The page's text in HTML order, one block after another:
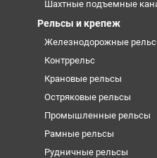
Шахтные подъемные
Рельсы и крепеж
Железнодорожные
Контррельс
Крановые рельсы
Остряковые рельсы
Промышленные рельсы
Рамные рельсы
Рудничные рельсы